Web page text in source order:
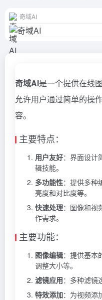
奇域AI
奇域AI是一个提供在线
允许用户通过简单的操
容。
主要特点：
用户友好：界面设计
辑技能。
多功能性：提供多种
亮度和对比度等。
快速处理：图像和视
作需求。
主要功能：
图像编辑：提供基本
调整大小等。
滤镜应用：多种滤镜
特效添加：为视频添